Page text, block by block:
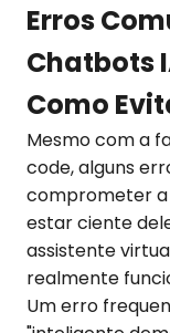
Erros
Chatbots
Como
Mesmo com a
code, alguns
comprometer a
estar ciente
assistente
realmente
Um erro